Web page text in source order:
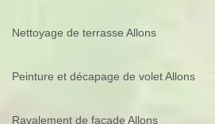
Nettoyage de terrasse Allons
Peinture et décapage de volet Allons
Ravalement de façade Allons